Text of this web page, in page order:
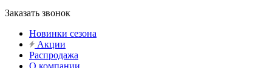
Заказать звонок
Новинки сезона
Акции
Распродажа
О компании